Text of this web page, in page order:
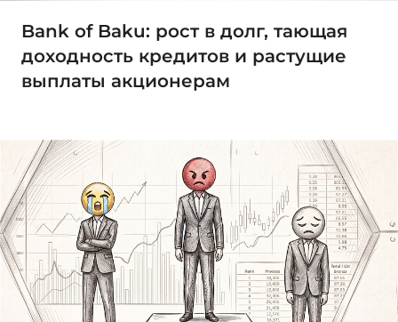
Bank of Baku: рост в долг, тающая
доходность кредитов и растущие
выплаты акционерам